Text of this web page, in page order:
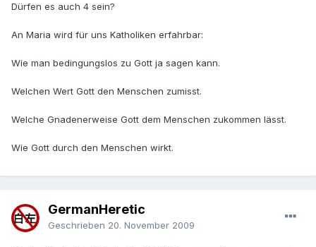
Dürfen es auch 4 sein?
An Maria wird für uns Katholiken erfahrbar:
Wie man bedingungslos zu Gott ja sagen kann.
Welchen Wert Gott den Menschen zumisst.
Welche Gnadenerweise Gott dem Menschen zukommen lässt.
Wie Gott durch den Menschen wirkt.
GermanHeretic
Geschrieben 20. November 2009